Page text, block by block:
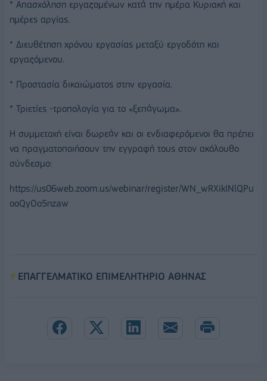
* Απασχόληση εργαζομένων κατά την ημέρα Κυριακή και
ημέρες αργίας.
* Διευθέτηση χρόνου εργασίας μεταξύ εργοδότη και
εργαζόμενου.
* Προστασία δικαιώματος στην εργασία.
* Τριετίες -τροπολογία για το «ξεπάγωμα».
Η συμμετοχή είναι δωρεάν και οι ενδιαφερόμενοι θα πρέπει
να πραγματοποιήσουν την εγγραφή τους στον ακόλουθο
σύνδεσμο:
https://us06web.zoom.us/webinar/register/WN_wRXikINlQPu
ooQyOo5nzaw
ΕΠΑΓΓΕΛΜΑΤΙΚΟ ΕΠΙΜΕΛΗΤΗΡΙΟ ΑΘΗΝΑΣ